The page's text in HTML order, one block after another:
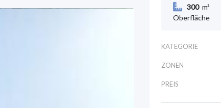
300 m²
Oberfläche
KATEGORIE
ZONEN
PREIS